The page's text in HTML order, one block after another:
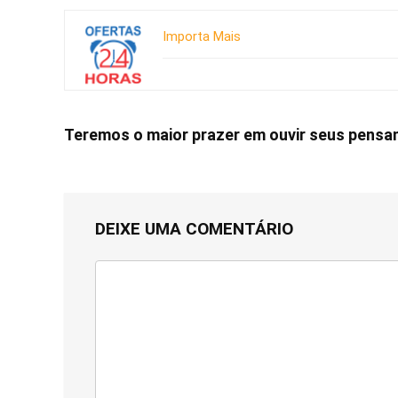
Importa Mais
Teremos o maior prazer em ouvir seus
DEIXE UMA COMENTÁRIO